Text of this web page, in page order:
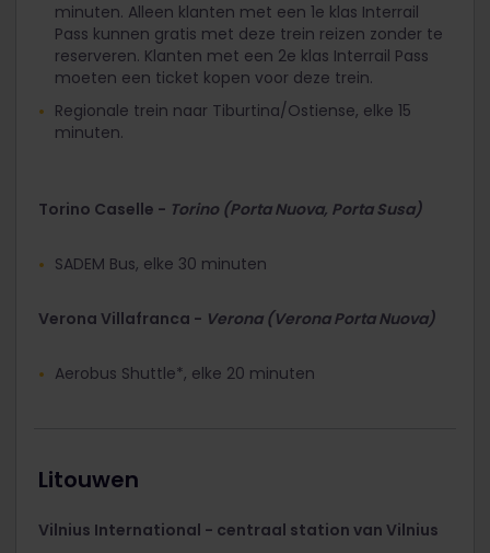
minuten. Alleen klanten met een 1e klas Interrail
Pass kunnen gratis met deze trein reizen zonder te
reserveren. Klanten met een 2e klas Interrail Pass
moeten een ticket kopen voor deze trein.
Regionale trein naar Tiburtina/Ostiense, elke 15
minuten.
Torino Caselle - Torino (Porta Nuova, Porta Susa)
SADEM Bus, elke 30 minuten
Verona Villafranca - Verona (Verona Porta Nuova)
Aerobus Shuttle*, elke 20 minuten
Litouwen
Vilnius International - centraal station van Vilnius